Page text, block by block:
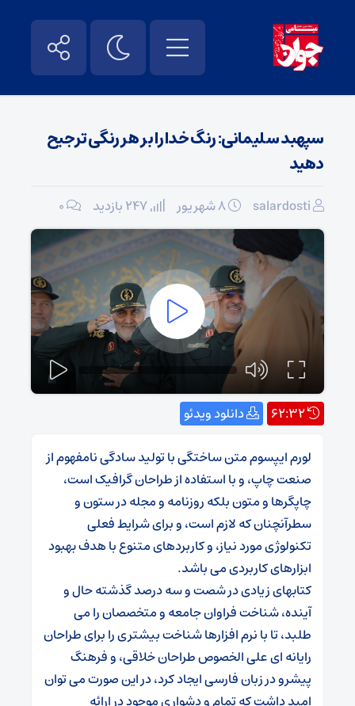
سپهبد سلیمانی: رنگ خدا را بر هر رنگی ترجیح
دهید
salardosti ۰
دانلود ویدئو
لورم ایپسوم متن ساختگی با تولید سادگی نامفهوم از
صنعت چاپ، و با استفاده از طراحان گرافیک است،
چاپگرها و متون بلکه روزنامه و مجله در ستون و
سطرآنچنان که لازم است، و برای شرایط فعلی
تکنولوژی مورد نیاز، و کاربردهای متنوع با هدف بهبود
ابزارهای کاربردی می باشد.
کتابهای زیادی در شصت و سه درصد گذشته حال و
آینده، شناخت فراوان جامعه و متخصصان را می
طلبد، تا با نرم افزارها شناخت بیشتری را برای طراحان
رایانه ای علی الخصوص طراحان خلاقی، و فرهنگ
پیشرو در زبان فارسی ایجاد کرد، در این صورت می توان
امید داشت که تمام و دشواری موجود در ارائه